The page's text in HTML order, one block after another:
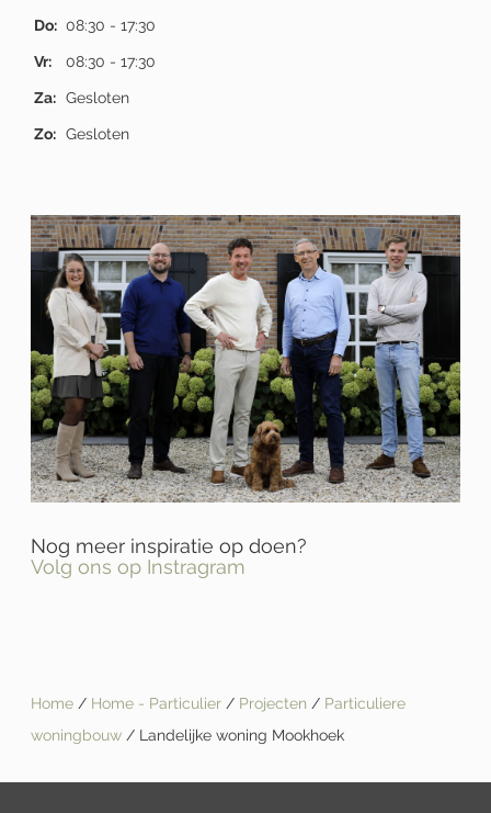
Do: 08:30 - 17:30
Vr: 08:30 - 17:30
Za: Gesloten
Zo: Gesloten
Nog meer inspiratie op doen?
Volg ons op Instragram
Home / Home - Particulier / Projecten / Particuliere
woningbouw / Landelijke woning Mookhoek